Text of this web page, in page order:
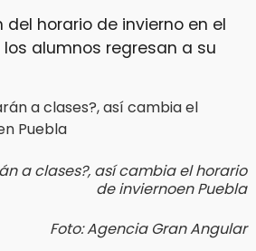
del horario de invierno en el
alumnos regresan a su
a clases?, así cambia el horario
de inviernoen Puebla
Foto: Agencia Gran Angular